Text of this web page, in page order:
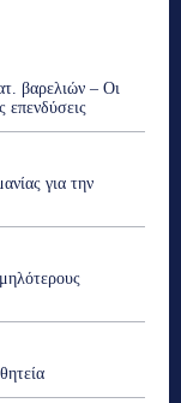
βαρελιών – Οι
για την